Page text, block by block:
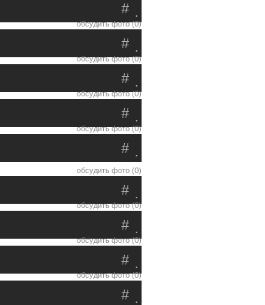
.
#
обсудить фото (0)
.
#
обсудить фото (0)
.
#
обсудить фото (0)
.
#
обсудить фото (0)
.
#
обсудить фото (0)
.
#
обсудить фото (0)
.
#
обсудить фото (0)
.
#
обсудить фото (0)
.
#